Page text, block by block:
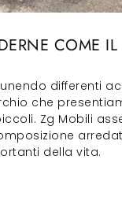
COME IL
differenti
che
Zg Mobili
della vita.